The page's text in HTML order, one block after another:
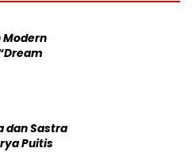
Modern
dan Sastra
Puitis